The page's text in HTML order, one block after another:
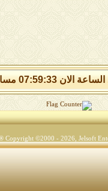
Copyright ©2000 - 2026, Jelsoft